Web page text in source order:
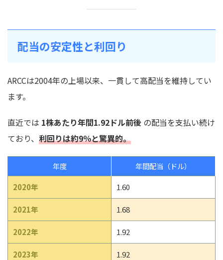
配当の安定性と利回り
ARCCは2004年の上場以来、一貫して高配当を維持してい
ます。
直近では 1株あたり年間1.92ドル前後 の配当を支払い続け
ており、 利回りは約9％と驚異的。
年度
年間配当（ドル）
2020年
1.60
2021年 1.68
2022年 1.92
2023年 1.92